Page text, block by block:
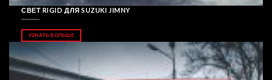
СВЕТ RIGID ДЛЯ SUZUKI JIMNY
УЗНАТЬ БОЛЬШЕ